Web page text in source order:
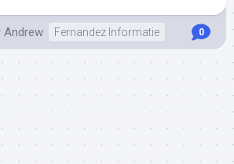
Andrew Fernandez Informatie 0